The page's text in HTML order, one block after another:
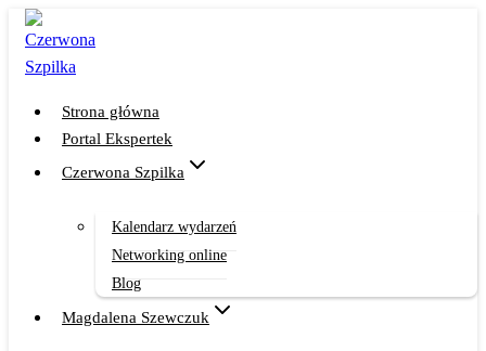
Przejdź
treści
Strona główna
Portal Ekspertek
Czerwona Szpilka
Kalendarz wydarzeń
Networking online
Blog
Magdalena Szewczuk